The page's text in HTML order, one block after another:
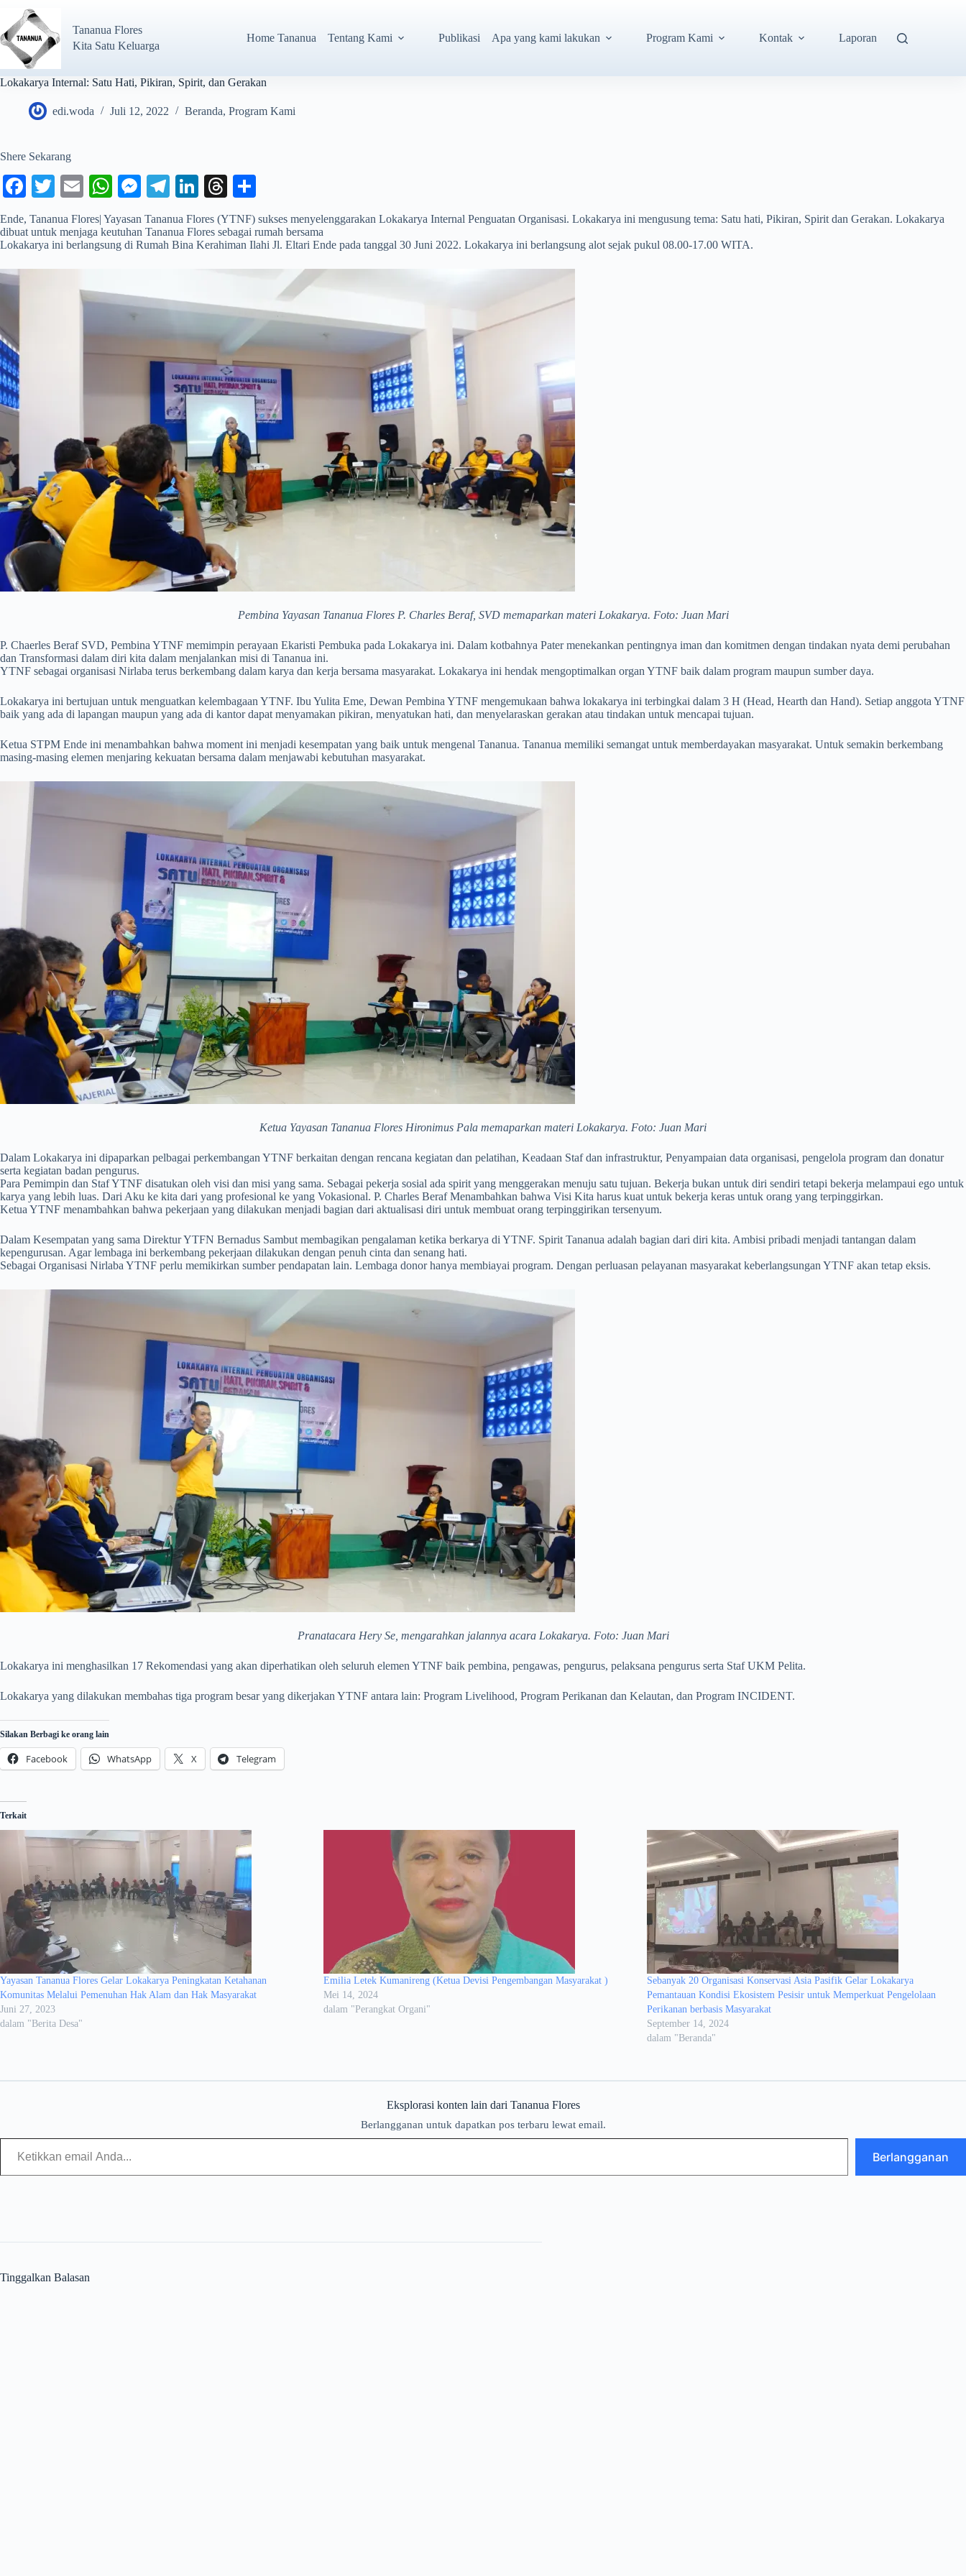
Tananua Flores
Kita Satu Keluarga
Home Tananua Tentang Kami Publikasi Apa yang kami lakukan Program Kami Kontak Laporan
Lokakarya Internal: Satu Hati, Pikiran, Spirit, dan Gerakan
edi.woda Juli 12, 2022 Beranda, Program Kami
Shere Sekarang
Fa
ce
bo
ok
T
wi
tte
r
E
m
ail
W
ts
A
M
es
se
ng
Te
gr
a
Li
nk
ed
In
T
hr
ea
ds
ha
re
Ende, Tananua Flores| Yayasan Tananua Flores (YTNF) sukses menyelenggarakan Lokakarya Internal Penguatan Organisasi. Lokakarya ini mengusung tema: Satu hati, Pikiran, Spirit dan Gerakan. Lokakarya
dibuat untuk menjaga keutuhan Tananua Flores sebagai rumah bersama
Lokakarya ini berlangsung di Rumah Bina Kerahiman Ilahi Jl. Eltari Ende pada tanggal 30 Juni 2022. Lokakarya ini berlangsung alot sejak pukul 08.00-17.00 WITA.
Pembina Yayasan Tananua Flores P. Charles Beraf, SVD memaparkan materi Lokakarya. Foto: Juan Mari
P. Chaerles Beraf SVD, Pembina YTNF memimpin perayaan Ekaristi Pembuka pada Lokakarya ini. Dalam kotbahnya Pater menekankan pentingnya iman dan komitmen dengan tindakan nyata demi perubahan
dan Transformasi dalam diri kita dalam menjalankan misi di Tananua ini.
YTNF sebagai organisasi Nirlaba terus berkembang dalam karya dan kerja bersama masyarakat. Lokakarya ini hendak mengoptimalkan organ YTNF baik dalam program maupun sumber daya.
Lokakarya ini bertujuan untuk menguatkan kelembagaan YTNF. Ibu Yulita Eme, Dewan Pembina YTNF mengemukaan bahwa lokakarya ini terbingkai dalam 3 H (Head, Hearth dan Hand). Setiap anggota YTNF
baik yang ada di lapangan maupun yang ada di kantor dapat menyamakan pikiran, menyatukan hati, dan menyelaraskan gerakan atau tindakan untuk mencapai tujuan.
Ketua STPM Ende ini menambahkan bahwa moment ini menjadi kesempatan yang baik untuk mengenal Tananua. Tananua memiliki semangat untuk memberdayakan masyarakat. Untuk semakin berkembang
masing-masing elemen menjaring kekuatan bersama dalam menjawabi kebutuhan masyarakat.
Ketua Yayasan Tananua Flores Hironimus Pala memaparkan materi Lokakarya. Foto: Juan Mari
Dalam Lokakarya ini dipaparkan pelbagai perkembangan YTNF berkaitan dengan rencana kegiatan dan pelatihan, Keadaan Staf dan infrastruktur, Penyampaian data organisasi, pengelola program dan donatur
serta kegiatan badan pengurus.
Para Pemimpin dan Staf YTNF disatukan oleh visi dan misi yang sama. Sebagai pekerja sosial ada spirit yang menggerakan menuju satu tujuan. Bekerja bukan untuk diri sendiri tetapi bekerja melampaui ego untuk
karya yang lebih luas. Dari Aku ke kita dari yang profesional ke yang Vokasional. P. Charles Beraf Menambahkan bahwa Visi Kita harus kuat untuk bekerja keras untuk orang yang terpinggirkan.
Ketua YTNF menambahkan bahwa pekerjaan yang dilakukan menjadi bagian dari aktualisasi diri untuk membuat orang terpinggirikan tersenyum.
Dalam Kesempatan yang sama Direktur YTFN Bernadus Sambut membagikan pengalaman ketika berkarya di YTNF. Spirit Tananua adalah bagian dari diri kita. Ambisi pribadi menjadi tantangan dalam
kepengurusan. Agar lembaga ini berkembang pekerjaan dilakukan dengan penuh cinta dan senang hati.
Sebagai Organisasi Nirlaba YTNF perlu memikirkan sumber pendapatan lain. Lembaga donor hanya membiayai program. Dengan perluasan pelayanan masyarakat keberlangsungan YTNF akan tetap eksis.
Pranatacara Hery Se, mengarahkan jalannya acara Lokakarya. Foto: Juan Mari
Lokakarya ini menghasilkan 17 Rekomendasi yang akan diperhatikan oleh seluruh elemen YTNF baik pembina, pengawas, pengurus, pelaksana pengurus serta Staf UKM Pelita.
Lokakarya yang dilakukan membahas tiga program besar yang dikerjakan YTNF antara lain: Program Livelihood, Program Perikanan dan Kelautan, dan Program INCIDENT.
Silakan Berbagi ke orang lain
Facebook WhatsApp X Telegram
Terkait
Yayasan Tananua Flores Gelar Lokakarya Peningkatan Ketahanan
Komunitas Melalui Pemenuhan Hak Alam dan Hak Masyarakat
Juni 27, 2023
dalam "Berita Desa"
Emilia Letek Kumanireng (Ketua Devisi Pengembangan Masyarakat )
Mei 14, 2024
dalam "Perangkat Organi"
Sebanyak 20 Organisasi Konservasi Asia Pasifik Gelar Lokakarya
Pemantauan Kondisi Ekosistem Pesisir untuk Memperkuat Pengelolaan
Perikanan berbasis Masyarakat
September 14, 2024
dalam "Beranda"
Eksplorasi konten lain dari Tananua Flores
Berlangganan untuk dapatkan pos terbaru lewat email.
Berlangganan
Tinggalkan Balasan